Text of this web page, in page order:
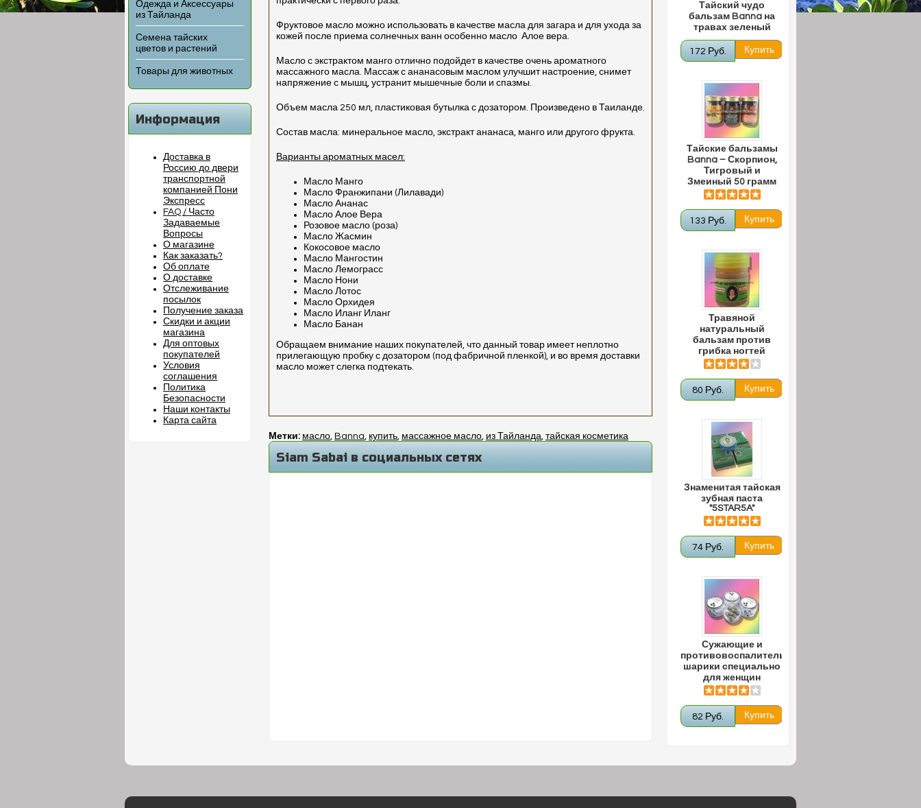
Одежда и Аксессуары
из Тайланда
Семена тайских
цветов и растений
Товары для животных
Информация
Доставка в
Россию до двери
транспортной
компанией Пони
Экспресс
FAQ / Часто
Задаваемые
Вопросы
О магазине
Как заказать?
Об оплате
О доставке
Отслеживание
посылок
Получение заказа
Скидки и акции
магазина
Для оптовых
покупателей
Условия
соглашения
Политика
Безопасности
Наши контакты
Карта сайта
Тайский чудо
бальзам Banna на
травах зеленый
172 Руб.
Тайские бальзамы
Banna – Скорпион,
Тигровый и
Змеиный 50 грамм
133 Руб.
Травяной
натуральный
бальзам против
грибка ногтей
80 Руб.
Знаменитая тайская
зубная паста
"5STAR5A"
74 Руб.
Сужающие и
противовоспалительные
шарики специально
для женщин
82 Руб.
Фруктовое масло можно использовать в качестве масла для загара и для ухода за
кожей после приема солнечных ванн особенно масло Алое вера.
Масло с экстрактом манго отлично подойдет в качестве очень ароматного
массажного масла. Массаж с ананасовым маслом улучшит настроение, снимет
напряжение с мышц, устранит мышечные боли и спазмы.
Объем масла 250 мл, пластиковая бутылка с дозатором. Произведено в Таиланде.
Состав масла: минеральное масло, экстракт ананаса, манго или другого фрукта.
Варианты ароматных масел:
Масло Манго
Масло Франжипани (Лилавади)
Масло Ананас
Масло Алое Вера
Розовое масло (роза)
Масло Жасмин
Кокосовое масло
Масло Мангостин
Масло Лемограсс
Масло Нони
Масло Лотос
Масло Орхидея
Масло Иланг Иланг
Масло Банан
Обращаем внимание наших покупателей, что данный товар имеет неплотно
прилегающую пробку с дозатором (под фабричной пленкой), и во время доставки
масло может слегка подтекать.
Метки: масло, Banna, купить, массажное масло, из Тайланда, тайская косметика
Siam Sabai в социальных сетях